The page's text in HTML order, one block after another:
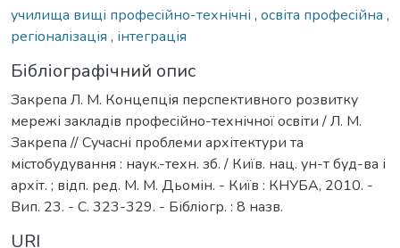
училища вищі професійно-технічні , освіта професійна ,
регіоналізація , інтеграція
Бібліографічний опис
Закрепа Л. М. Концепція перспективного розвитку
мережі закладів професійно-технічної освіти / Л. М.
Закрепа // Сучасні проблеми архітектури та
містобудування : наук.-техн. зб. / Київ. нац. ун-т буд-ва і
архіт. ; відп. ред. М. М. Дьомін. - Київ : КНУБА, 2010. -
Вип. 23. - С. 323-329. - Бібліогр. : 8 назв.
URI